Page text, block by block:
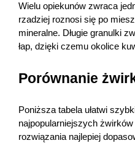
preferencji. Więcej
polityce prywatności.
przechowywania lub
kliknięcie przycisku
klikając AKCEPTUJĘ
Wielu opiekunów zwraca
rzadziej roznosi się po
mineralne. Długie granulki
łap, dzięki czemu okolice
Porównanie
Poniższa tabela ułatwi
najpopularniejszych
rozwiązania najlepiej